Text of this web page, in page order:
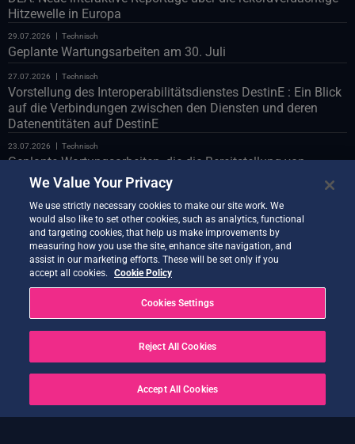
Hitzewelle in Europa
29.07.2026 Technisch
Geplante Wartungsarbeiten am 30. Juli
27.07.2026 Technisch
Vorstellung des Interoperabilitätsdienstes DestinE : Ein Blick
auf die Verbindungen zwischen den Diensten und deren
Datenentitäten auf DestinE
23.07.2026 Technisch
Geplante Wartungsarbeiten, die die Bereitstellung von
Polytope über die LUMI-Databridge betreffen
Technisch
Geplante Wartungsarbeiten am Webportal am 24. Juli
Technisch
Vorstellung des Co-Design-Assistenten-Demonstrators
21.07.2026
Quantum Service – neue Version jetzt verfügbar
20.07.2026 Technisch
Earth Data Hub am 21. Juli
20.07.2026
GELÖST – Dienstunterbrechungen nach OVH Cloud
We Value Your Privacy
We use strictly necessary cookies to make our site work. We
would also like to set other cookies, such as analytics, functional
and targeting cookies, that help us make improvements by
measuring how you use the site, enhance site navigation, and
assist in our marketing efforts. These will be set only if you
accept all cookies.
Cookie Policy
Cookies Settings
Reject All Cookies
Accept All Cookies